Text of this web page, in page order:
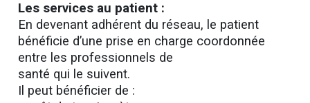
Les services au patient :
En devenant adhérent du réseau, le patient
bénéficie d’une prise en charge coordonnée
entre les professionnels de
santé qui le suivent.
Il peut bénéficier de :